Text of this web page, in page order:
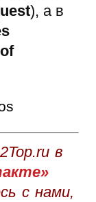
), а в
в
с нами,